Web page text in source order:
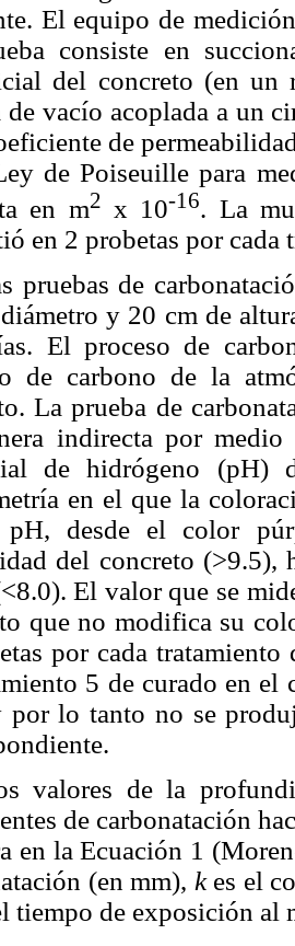
El equipo de
consiste en
del concreto (en
de vacío acoplada a un
de
de Poiseuille para
en m2 x 10-16. La
en 2 probetas por cada
pruebas de
y 20 cm de
El proceso de
de carbono de la
La prueba de
indirecta por
de hidrógeno (pH)
en el que la
desde el color
del concreto (>9.5),
El valor que se
que no modifica su
por cada tratamiento
5 de curado en el
por lo tanto no se
valores de la
de carbonatación
en la Ecuación 1
(en mm), kes el
tiempo de exposición al